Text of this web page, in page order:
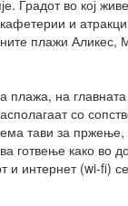
Градот во кој
и
плажи
на
со
тави за
готвење како во
и интернет (wi-fi)